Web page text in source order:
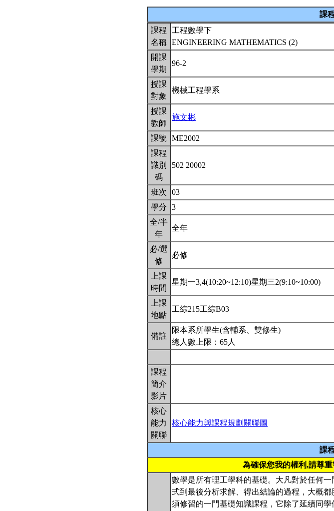
課
課程
名稱
工程數學下
ENGINEERING MATHEMATICS (2)
開課
學期
96-2
授課
對象
機械工程學系
授課
教師
施文彬
課號
ME2002
課程
識別
碼
502 20002
班次
03
學分
3
全/半
年
全年
必/選
修
必修
上課
時間
星期一3,4(10:20~12:10)星期三2(9:10~10:00)
上課
地點
工綜215工綜B03
備註
限本系所學生(含輔系、雙修生)
總人數上限：65人
課程
簡介
影片
核心
能力
關聯
核心能力與課程規劃關聯圖
課
為確保您我的權利,請尊
數學是所有理工學科的基礎。大凡對於任何
式到最後分析求解、得出結論的過程，大概
須修習的一門基礎知識課程，它除了延續同